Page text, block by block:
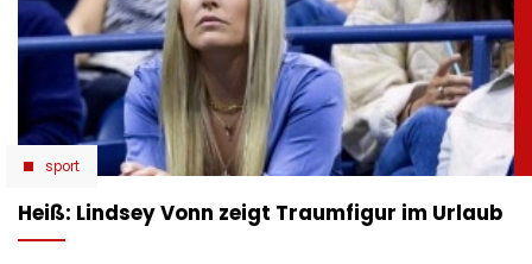
sport
Heiß: Lindsey Vonn zeigt Traumfigur im Urlaub